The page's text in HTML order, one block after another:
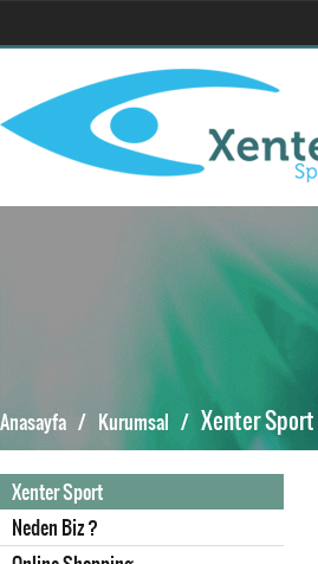
Anasayfa / Kurumsal / Xenter Sport
Xenter Sport
Neden Biz ?